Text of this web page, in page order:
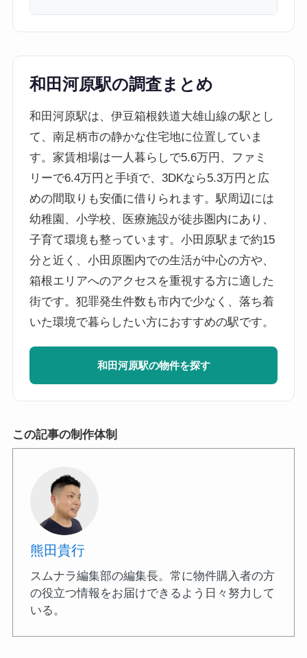
和田河原駅の調査まとめ
和田河原駅は、伊豆箱根鉄道大雄山線の駅とし
て、南足柄市の静かな住宅地に位置していま
す。家賃相場は一人暮らしで5.6万円、ファミ
リーで6.4万円と手頃で、3DKなら5.3万円と広
めの間取りも安価に借りられます。駅周辺には
幼稚園、小学校、医療施設が徒歩圏内にあり、
子育て環境も整っています。小田原駅まで約15
分と近く、小田原圏内での生活が中心の方や、
箱根エリアへのアクセスを重視する方に適した
街です。犯罪発生件数も市内で少なく、落ち着
いた環境で暮らしたい方におすすめの駅です。
和田河原駅の物件を探す
この記事の制作体制
熊田貴行
スムナラ編集部の編集長。常に物件購入者の方
の役立つ情報をお届けできるよう日々努力して
いる。